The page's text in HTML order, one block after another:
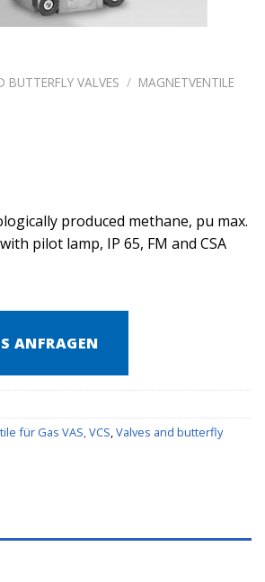
BUTTERFLY VALVES / MAGNETVENTILE
produced methane, pu max.
pilot lamp, IP 65, FM and CSA
ANFRAGEN
für Gas VAS, VCS,Valves and butterfly